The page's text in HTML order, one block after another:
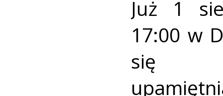
Już 1
17:00 w
się